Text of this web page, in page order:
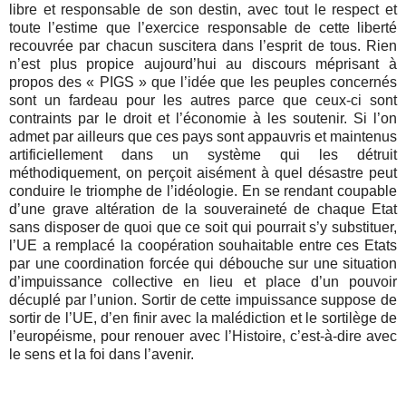
libre et responsable de son destin, avec tout le respect et
toute l’estime que l’exercice responsable de cette liberté
recouvrée par chacun suscitera dans l’esprit de tous. Rien
n’est plus propice aujourd’hui au discours méprisant à
propos des « PIGS » que l’idée que les peuples concernés
sont un fardeau pour les autres parce que ceux-ci sont
contraints par le droit et l’économie à les soutenir. Si l’on
admet par ailleurs que ces pays sont appauvris et maintenus
artificiellement dans un système qui les détruit
méthodiquement, on perçoit aisément à quel désastre peut
conduire le triomphe de l’idéologie. En se rendant coupable
d’une grave altération de la souveraineté de chaque Etat
sans disposer de quoi que ce soit qui pourrait s’y substituer,
l’UE a remplacé la coopération souhaitable entre ces Etats
par une coordination forcée qui débouche sur une situation
d’impuissance collective en lieu et place d’un pouvoir
décuplé par l’union. Sortir de cette impuissance suppose de
sortir de l’UE, d’en finir avec la malédiction et le sortilège de
l’européisme, pour renouer avec l’Histoire, c’est-à-dire avec
le sens et la foi dans l’avenir.